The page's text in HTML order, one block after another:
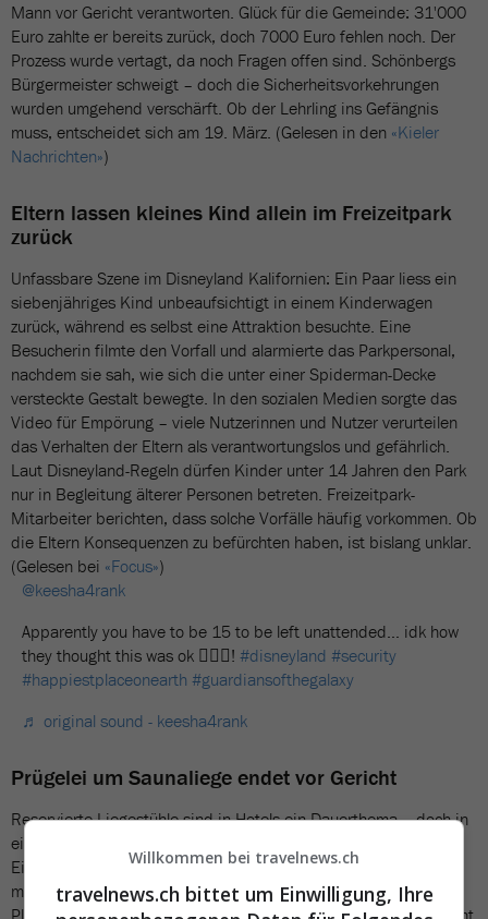
Mann vor Gericht verantworten. Glück für die Gemeinde: 31'000
Euro zahlte er bereits zurück, doch 7000 Euro fehlen noch. Der
Prozess wurde vertagt, da noch Fragen offen sind. Schönbergs
Bürgermeister schweigt – doch die Sicherheitsvorkehrungen
wurden umgehend verschärft. Ob der Lehrling ins Gefängnis
muss, entscheidet sich am 19. März. (Gelesen in den «Kieler
Nachrichten»)
Eltern lassen kleines Kind allein im Freizeitpark
zurück
Unfassbare Szene im Disneyland Kalifornien: Ein Paar liess ein
siebenjähriges Kind unbeaufsichtigt in einem Kinderwagen
zurück, während es selbst eine Attraktion besuchte. Eine
Besucherin filmte den Vorfall und alarmierte das Parkpersonal,
nachdem sie sah, wie sich die unter einer Spiderman-Decke
versteckte Gestalt bewegte. In den sozialen Medien sorgte das
Video für Empörung – viele Nutzerinnen und Nutzer verurteilen
das Verhalten der Eltern als verantwortungslos und gefährlich.
Laut Disneyland-Regeln dürfen Kinder unter 14 Jahren den Park
nur in Begleitung älterer Personen betreten. Freizeitpark-
Mitarbeiter berichten, dass solche Vorfälle häufig vorkommen. Ob
die Eltern Konsequenzen zu befürchten haben, ist bislang unklar.
(Gelesen bei «Focus»)
@keesha4rank
Apparently you have to be 15 to be left unattended… idk how
they thought this was ok 🤦🏻‍♀️! #disneyland #security
#happiestplaceonearth #guardiansofthegalaxy
♬ original sound - keesha4rank
Prügelei um Saunaliege endet vor Gericht
Reservierte Liegestühle sind in Hotels ein Dauerthema – doch in
einem Luxushotel in Deutschland eskalierte der Streit komplett.
Ein Mann legte sich auf eine Liege, obwohl sein Vorgänger sie
mit Handtuch und Bademantel «gesichert» hatte – das liess der
Platzhalter nicht auf sich sitzen. Nach einem hitzigen Wortgefecht
Willkommen bei travelnews.ch
travelnews.ch bittet um Einwilligung, Ihre